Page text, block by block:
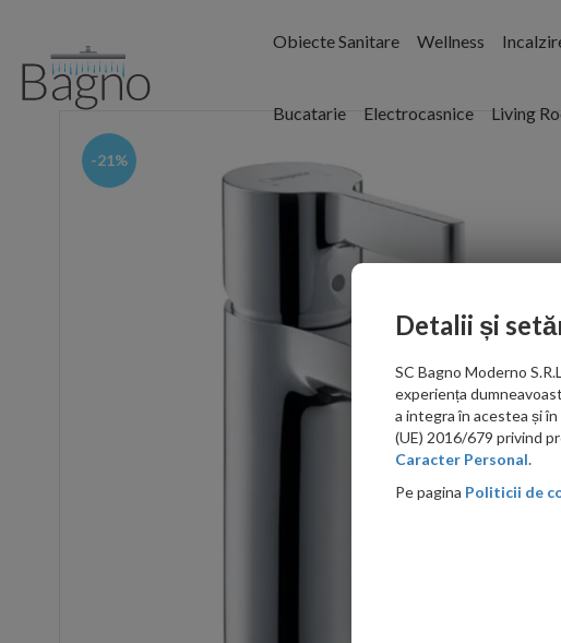
Obiecte Sanitare Wellness
Bucatarie Electrocasnice Living
-21%
Detalii și
SC Bagno Moderno
experiența
a integra în acestea și
(UE) 2016/679 privind
Caracter Personal.
Pe pagina Politicii de